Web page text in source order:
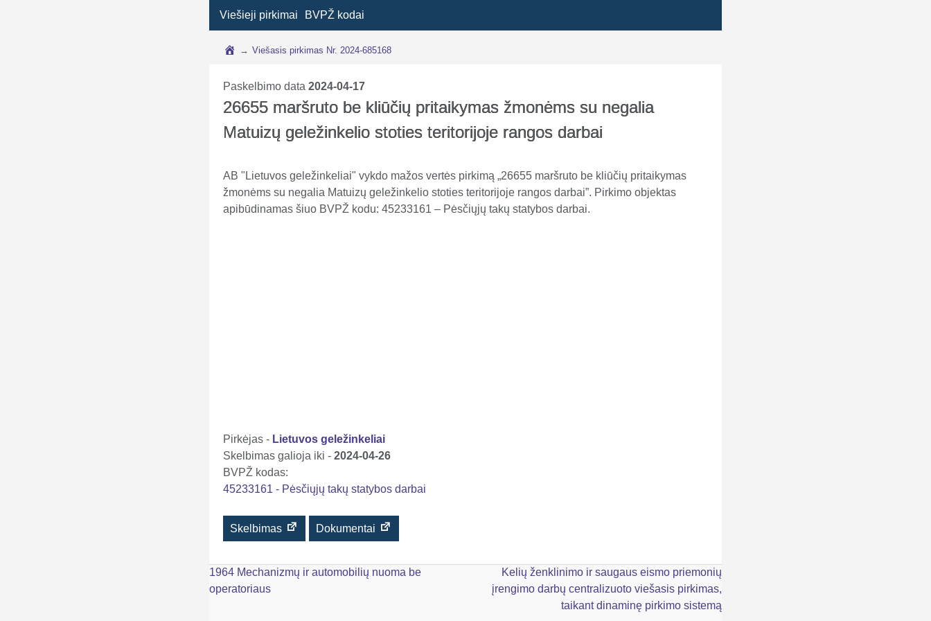
Viešieji pirkimai BVPŽ kodai
→ Viešasis pirkimas Nr. 2024-685168
Paskelbimo data2024-04-17
26655 maršruto be kliūčių pritaikymas žmonėms su negalia
Matuizų geležinkelio stoties teritorijoje rangos darbai
AB "Lietuvos geležinkeliai" vykdo mažos vertės pirkimą „26655 maršruto be kliūčių pritaikymas
žmonėms su negalia Matuizų geležinkelio stoties teritorijoje rangos darbai”. Pirkimo objektas
apibūdinamas šiuo BVPŽ kodu: 45233161 – Pėsčiųjų takų statybos darbai.
Pirkėjas - Lietuvos geležinkeliai
Skelbimas galioja iki -2024-04-26
BVPŽ kodas:
45233161 - Pėsčiųjų takų statybos darbai
Skelbimas Dokumentai
Navigacija
tarp
1964 Mechanizmų ir automobilių nuoma be
operatoriaus
Kelių ženklinimo ir saugaus eismo priemonių
įrengimo darbų centralizuoto viešasis pirkimas,
taikant dinaminę pirkimo sistemą